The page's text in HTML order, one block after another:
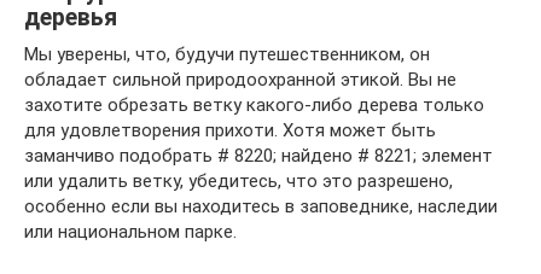
деревья
Мы уверены, что, будучи путешественником, он
обладает сильной природоохранной этикой. Вы не
захотите обрезать ветку какого-либо дерева только
для удовлетворения прихоти. Хотя может быть
заманчиво подобрать # 8220; найдено # 8221; элемент
или удалить ветку, убедитесь, что это разрешено,
особенно если вы находитесь в заповеднике, наследии
или национальном парке.